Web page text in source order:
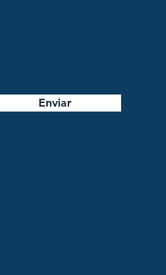
Enviar